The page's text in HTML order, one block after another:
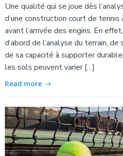
Une qualité qui se joue dès
d’une construction court de tennis
avant l’arrivée des engins. En
d’abord de l’analyse du terrain,
de sa capacité à supporter
les sols peuvent varier […]
Read more